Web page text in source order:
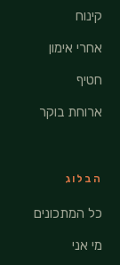
קינוח
אחרי אימון
חטיף
ארוחת בוקר
הבלוג
כל המתכונים
מי אני